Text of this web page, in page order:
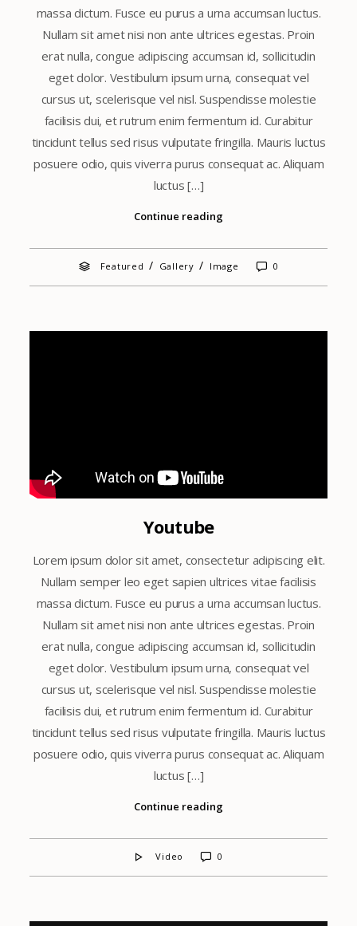
massa dictum. Fusce eu purus a urna accumsan luctus.
Nullam sit amet nisi non ante ultrices egestas. Proin
erat nulla, congue adipiscing accumsan id, sollicitudin
eget dolor. Vestibulum ipsum urna, consequat vel
cursus ut, scelerisque vel nisl. Suspendisse molestie
facilisis dui, et rutrum enim fermentum id. Curabitur
tincidunt tellus sed risus vulputate fringilla. Mauris luctus
posuere odio, quis viverra purus consequat ac. Aliquam
luctus […]
Continue reading
Featured / Gallery / Image 0
Youtube
Lorem ipsum dolor sit amet, consectetur adipiscing elit.
Nullam semper leo eget sapien ultrices vitae facilisis
massa dictum. Fusce eu purus a urna accumsan luctus.
Nullam sit amet nisi non ante ultrices egestas. Proin
erat nulla, congue adipiscing accumsan id, sollicitudin
eget dolor. Vestibulum ipsum urna, consequat vel
cursus ut, scelerisque vel nisl. Suspendisse molestie
facilisis dui, et rutrum enim fermentum id. Curabitur
tincidunt tellus sed risus vulputate fringilla. Mauris luctus
posuere odio, quis viverra purus consequat ac. Aliquam
luctus […]
Continue reading
Video 0